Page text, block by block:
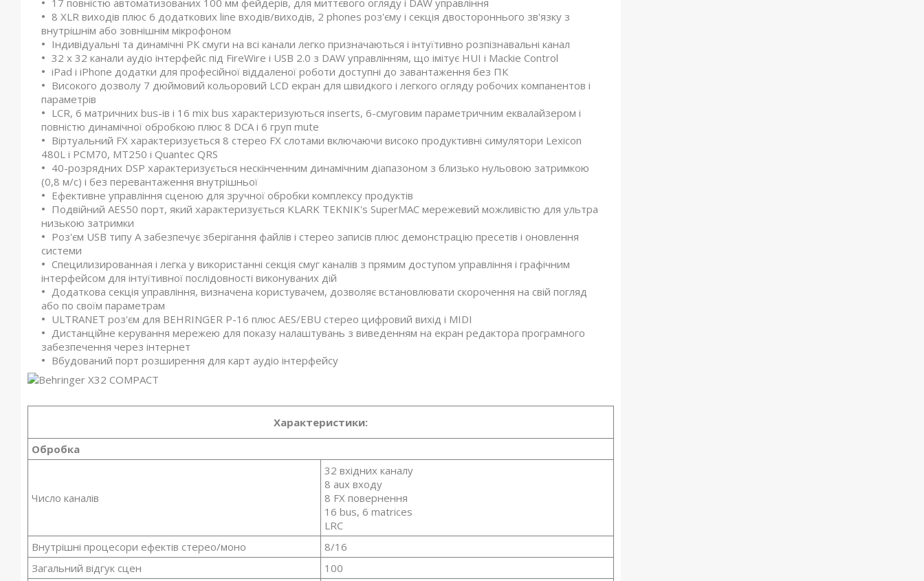
17 повністю автоматизованих 100 мм фейдерів, для миттєвого огляду і DAW управління
8 XLR виходів плюс 6 додаткових line входів/виходів, 2 phones роз'єму і секція двостороннього зв'язку з
внутрішнім або зовнішнім мікрофоном
Індивідуальні та динамічні РК смуги на всі канали легко призначаються і інтуїтивно розпізнавальні канал
32 х 32 канали аудіо інтерфейс під FireWire і USB 2.0 з DAW управлінням, що імітує HUI і Mackie Control
iPad і iPhone додатки для професійної віддаленої роботи доступні до завантаження без ПК
Високого дозволу 7 дюймовий кольоровий LCD екран для швидкого і легкого огляду робочих компанентов і
параметрів
LCR, 6 матричних bus-ів і 16 mix bus характеризуються inserts, 6-смуговим параметричним еквалайзером і
повністю динамічної обробкою плюс 8 DCA і 6 груп mute
Віртуальний FX характеризується 8 стерео FX слотами включаючи високо продуктивні симулятори Lexicon
480L і PCM70, MT250 і Quantec QRS
40-розрядних DSP характеризується нескінченним динамічним діапазоном з близько нульовою затримкою
(0,8 м/с) і без перевантаження внутрішньої
Ефективне управління сценою для зручної обробки комплексу продуктів
Подвійний AES50 порт, який характеризується KLARK TEKNIK's SuperMAC мережевий можливістю для ультра
низькою затримки
Роз'єм USB типу А забезпечує зберігання файлів і стерео записів плюс демонстрацію пресетів і оновлення
системи
Специлизированная і легка у використанні секція смуг каналів з прямим доступом управління і графічним
інтерфейсом для інтуїтивної послідовності виконуваних дій
Додаткова секція управління, визначена користувачем, дозволяє встановлювати скорочення на свій погляд
або по своїм параметрам
ULTRANET роз'єм для BEHRINGER P-16 плюс AES/EBU стерео цифровий вихід і MIDI
Дистанційне керування мережею для показу налаштувань з виведенням на екран редактора програмного
забезпечення через інтернет
Вбудований порт розширення для карт аудіо інтерфейсу
Характеристики:
Обробка
Число каналів
32 вхідних каналу
8 aux входу
8 FX повернення
16 bus, 6 matrices
LRC
Внутрішні процесори ефектів стерео/моно
8/16
Загальний відгук сцен
100